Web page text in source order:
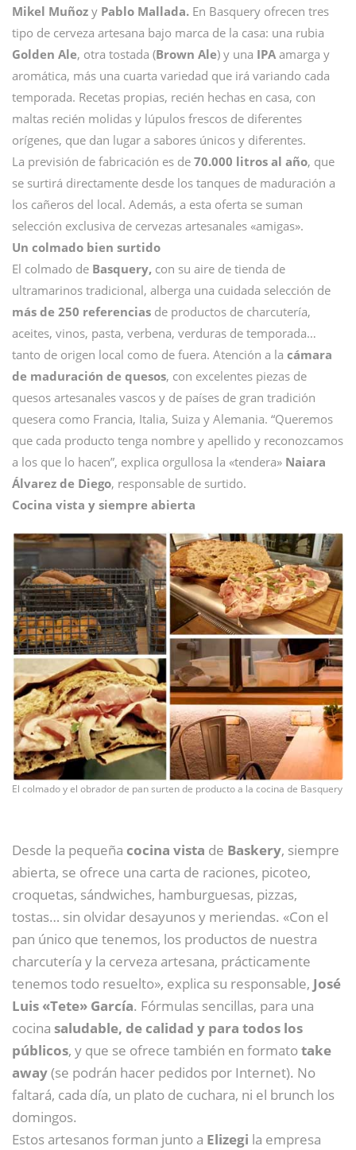
Mikel Muñoz y Pablo Mallada. En Basquery ofrecen tres
tipo de cerveza artesana bajo marca de la casa: una rubia
Golden Ale, otra tostada (Brown Ale) y una IPA amarga y
aromática, más una cuarta variedad que irá variando cada
temporada. Recetas propias, recién hechas en casa, con
maltas recién molidas y lúpulos frescos de diferentes
orígenes, que dan lugar a sabores únicos y diferentes.
La previsión de fabricación es de 70.000 litros al año, que
se surtirá directamente desde los tanques de maduración a
los cañeros del local. Además, a esta oferta se suman
selección exclusiva de cervezas artesanales «amigas».
Un colmado bien surtido
El colmado de Basquery, con su aire de tienda de
ultramarinos tradicional, alberga una cuidada selección de
más de 250 referencias de productos de charcutería,
aceites, vinos, pasta, verbena, verduras de temporada…
tanto de origen local como de fuera. Atención a la cámara
de maduración de quesos, con excelentes piezas de
quesos artesanales vascos y de países de gran tradición
quesera como Francia, Italia, Suiza y Alemania. “Queremos
que cada producto tenga nombre y apellido y reconozcamos
a los que lo hacen”, explica orgullosa la «tendera» Naiara
Álvarez de Diego, responsable de surtido.
Cocina vista y siempre abierta
El colmado y el obrador de pan surten de producto a la cocina de Basquery
Desde la pequeña cocina vista de Baskery, siempre
abierta, se ofrece una carta de raciones, picoteo,
croquetas, sándwiches, hamburguesas, pizzas,
tostas… sin olvidar desayunos y meriendas. «Con el
pan único que tenemos, los productos de nuestra
charcutería y la cerveza artesana, prácticamente
tenemos todo resuelto», explica su responsable, José
Luis «Tete» García. Fórmulas sencillas, para una
cocina saludable, de calidad y para todos los
públicos, y que se ofrece también en formatotake
away(se podrán hacer pedidos por Internet). No
faltará, cada día, un plato de cuchara, ni el brunch los
domingos.
Estos artesanos forman junto a Elizegi la empresa